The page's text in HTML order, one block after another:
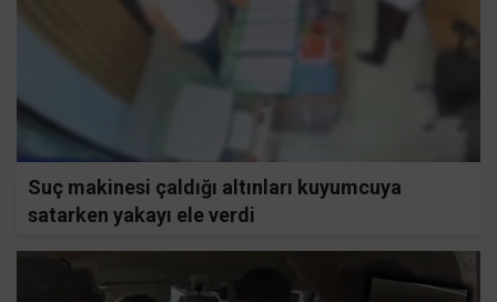
Suç makinesi çaldığı altınları kuyumcuya
satarken yakayı ele verdi